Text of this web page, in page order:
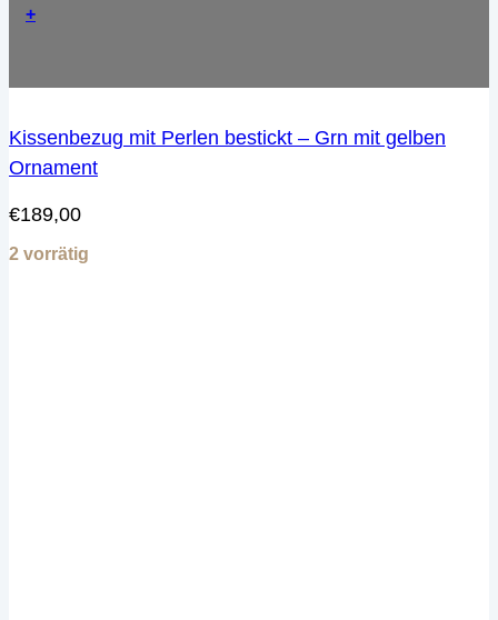
+
Kissenbezug mit Perlen bestickt – Grn mit gelben
Ornament
€189,00
2 vorrätig